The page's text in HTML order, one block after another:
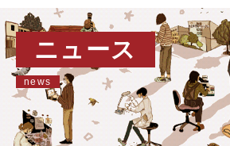
ニュース
news